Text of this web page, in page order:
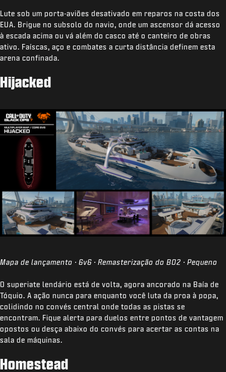
Lute sob um porta-aviões desativado em reparos na costa dos
EUA. Brigue no subsolo do navio, onde um ascensor dá acesso
à escada acima ou vá além do casco até o canteiro de obras
ativo. Faíscas, aço e combates a curta distância definem esta
arena confinada.
Hijacked
Mapa de lançamento · 6v6 · Remasterização do BO2 · Pequeno
O superiate lendário está de volta, agora ancorado na Baía de
Tóquio. A ação nunca para enquanto você luta da proa à popa,
colidindo no convés central onde todas as pistas se
encontram. Fique alerta para duelos entre pontos de vantagem
opostos ou desça abaixo do convés para acertar as contas na
sala de máquinas.
Homestead